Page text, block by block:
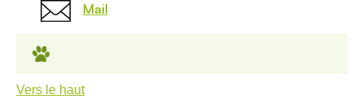
Mail
Vers le haut